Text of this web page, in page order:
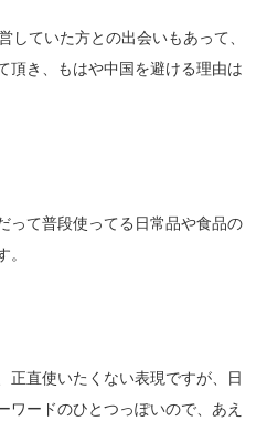
していた方との出会いもあって、
頂き、もはや中国を避ける理由は
って普段使ってる日常品や食品の
。
正直使いたくない表現ですが、日
ワードのひとつっぽいので、あえ